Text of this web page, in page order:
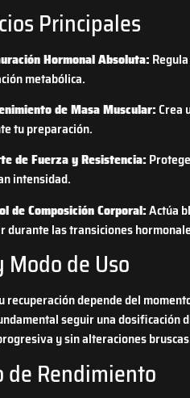
Principales
Hormonal Absoluta:
metabólica.
de Masa Muscular:Crea
tu preparación.
de Fuerza y Resistencia:
intensidad.
de Composición Corporal:Actúa
durante las transiciones
Modo de Uso
recuperación depende del
seguir una
y sin alteraciones
de Rendimiento